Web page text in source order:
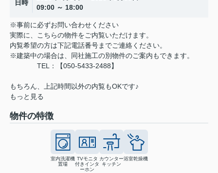
日時
09:00 ～ 18:00
※事前に必ずお問い合わせください
実際に、こちらの物件をご内覧いただけます。
内覧希望の方は下記電話番号までご連絡ください。
※建築中の場合は、同社施工の別物件のご案内もできます。
TEL：【050-5433-2488】
もちろん、上記時間以外の内覧もOKです♪
もっと見る
物件の特徴
室内洗濯機
置場
TVモニタ
付きインタ
ーホン
カウンター
キッチン
浴室乾燥機